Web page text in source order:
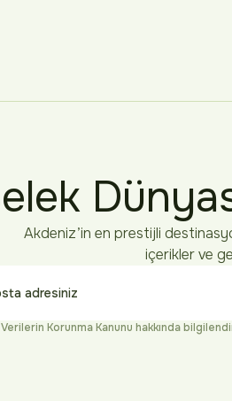
Akdeniz’in en prestijli
içerikler ve
Korunma Kanunu hakkında